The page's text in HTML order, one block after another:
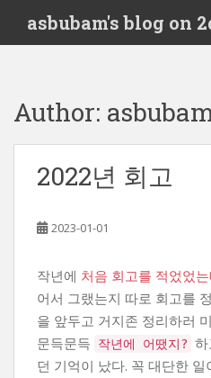
i
asbubam's blog on
Author:
2022년 회고
2023-01-01
작년에 처음 회고를 적었었는
어서 그랬는지 따로 회고를
을 앞두고 거지존 정리하러
문득문득
작년에 어땠지?
던 기억이 났다. 꼭 대단한